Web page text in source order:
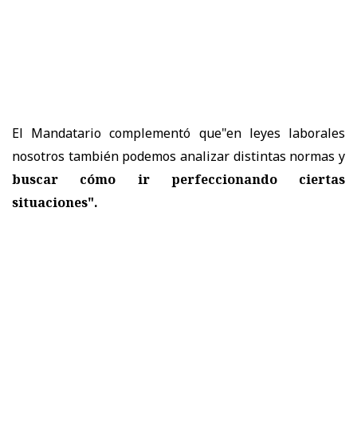
El Mandatario complementó que"en leyes laborales
nosotros también podemos analizar distintas normas y
buscar cómo ir perfeccionando ciertas
situaciones".